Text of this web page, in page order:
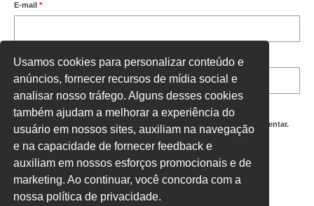
E-mail *
Site
Salvar meus dados neste navegador para a próxima vez que eu comentar.
Digite uma resposta em números:
nove + quinze =
Usamos cookies para personalizar conteúdo e
anúncios, fornecer recursos de mídia social e
analisar nosso tráfego. Alguns desses cookies
também ajudam a melhorar a experiência do
usuário em nossos sites, auxiliam na navegação
e na capacidade de fornecer feedback e
auxiliam em nossos esforços promocionais e de
marketing. Ao continuar, você concorda com a
nossa política de privacidade.